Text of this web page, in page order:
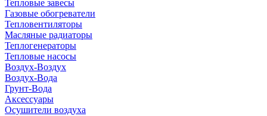
Тепловые завесы
Газовые обогреватели
Тепловентиляторы
Масляные радиаторы
Теплогенераторы
Тепловые насосы
Воздух-Воздух
Воздух-Вода
Грунт-Вода
Аксессуары
Осушители воздуха